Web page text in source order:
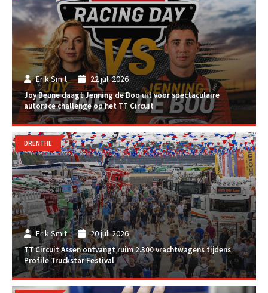
Erik Smit 22 juli 2026
Joy Beune daagt Jenning de Boo uit voor spectaculaire
autorace challenge op het TT Circuit
Erik Smit 20 juli 2026
TT Circuit Assen ontvangt ruim 2.300 vrachtwagens tijdens
Profile Truckstar Festival
DRENTHE